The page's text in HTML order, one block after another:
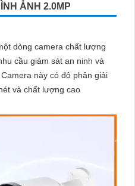
ẢNH 2.0MP
dòng camera chất lượng
cầu giám sát an ninh và
này có độ phân giải
và chất lượng cao